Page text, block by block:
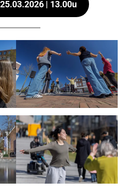
| 13.00u